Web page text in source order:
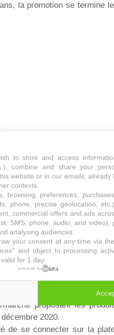
la promotion se termine
gratuit Purina-One.fr/
ont l'habitude de
récompenses. Si
campagne Assiette vide
un cadeau. Il s'agit
packs de 3kg de
proposant les
2020.
de se connecter sur la
to store and access
combine and share your
website or in our emails, already
contexts.
browsing, preferences,
phone, precise geolocation,
commercial offers and ads
SMS, phone, audio, and video),
analysing audiences.
your consent at any time via
and object to processing
for 1 day.
powered by